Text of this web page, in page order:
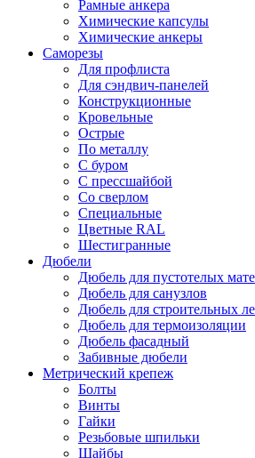
Рамные анкера
Химические капсулы
Химические анкеры
Саморезы
Для профлиста
Для сэндвич-панелей
Конструкционные
Кровельные
Острые
По металлу
С буром
С прессшайбой
Со сверлом
Специальные
Цветные RAL
Шестигранные
Дюбели
Дюбель для пустотелых
Дюбель для санузлов
Дюбель для строительных
Дюбель для термоизоляции
Дюбель фасадный
Забивные дюбели
Метрический крепеж
Болты
Винты
Гайки
Резьбовые шпильки
Шайбы